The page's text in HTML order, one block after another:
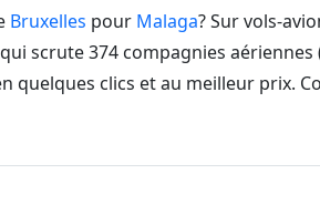
Bruxelles pour Malaga? Sur vols-
scrute 374 compagnies
quelques clics et au meilleur prix.